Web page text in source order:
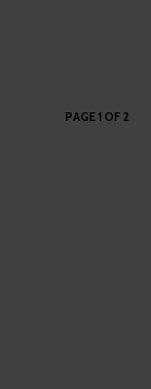
PAGE 1 OF 2